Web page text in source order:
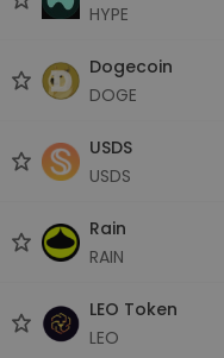
HYPE
Dogecoin
DOGE
USDS
USDS
Rain
RAIN
LEO Token
LEO